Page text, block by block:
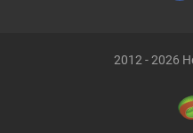
2012 - 2026